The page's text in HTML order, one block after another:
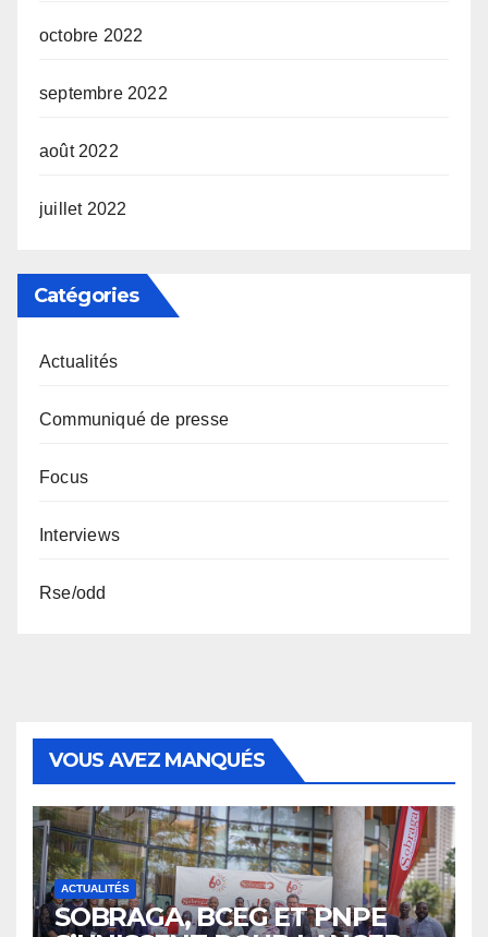
octobre 2022
septembre 2022
août 2022
juillet 2022
Catégories
Actualités
Communiqué de presse
Focus
Interviews
Rse/odd
VOUS AVEZ MANQUÉS
ACTUALITÉS
SOBRAGA, BCEG ET PNPE